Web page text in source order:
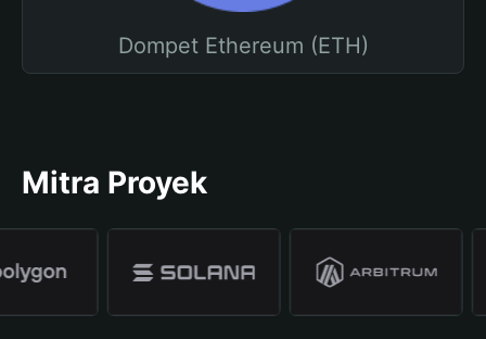
Dompet Ethereum (ETH)
Mitra Proyek